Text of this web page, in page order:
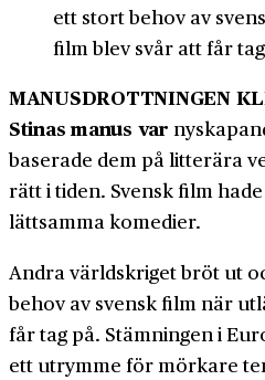
ett stort behov av
film blev svår att får
MANUSDROTTNINGEN
Stinas manus var
baserade dem på litterära
rätt i tiden. Svensk film
lättsamma komedier.
Andra världskriget bröt ut
behov av svensk film när
får tag på. Stämningen i
ett utrymme för mörkare